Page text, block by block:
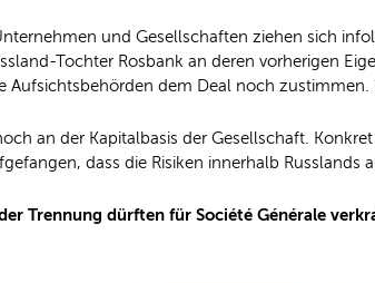
und Gesellschaften ziehen sich
Tochter Rosbank an deren vorherigen
Aufsichtsbehörden dem Deal noch
an der Kapitalbasis der Gesellschaft.
dass die Risiken innerhalb Russlands
Trennung dürften für Société Générale